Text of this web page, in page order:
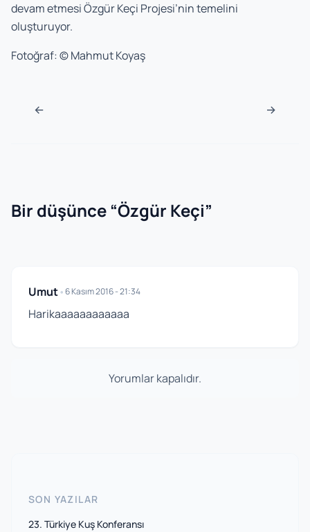
devam etmesi Özgür Keçi Projesi’nin temelini
oluşturuyor.
Fotoğraf: © Mahmut Koyaş
Navigasyon sonrası
← →
Bir düşünce “Özgür Keçi”
Umut•6 Kasım 2016 - 21:34
Harikaaaaaaaaaaaa
Yorumlar kapalıdır.
SON YAZILAR
23. Türkiye Kuş Konferansı